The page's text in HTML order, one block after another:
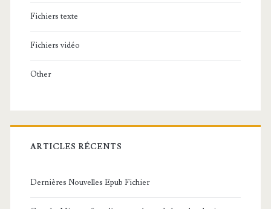
Fichiers texte
Fichiers vidéo
Other
ARTICLES RÉCENTS
Dernières Nouvelles Epub Fichier